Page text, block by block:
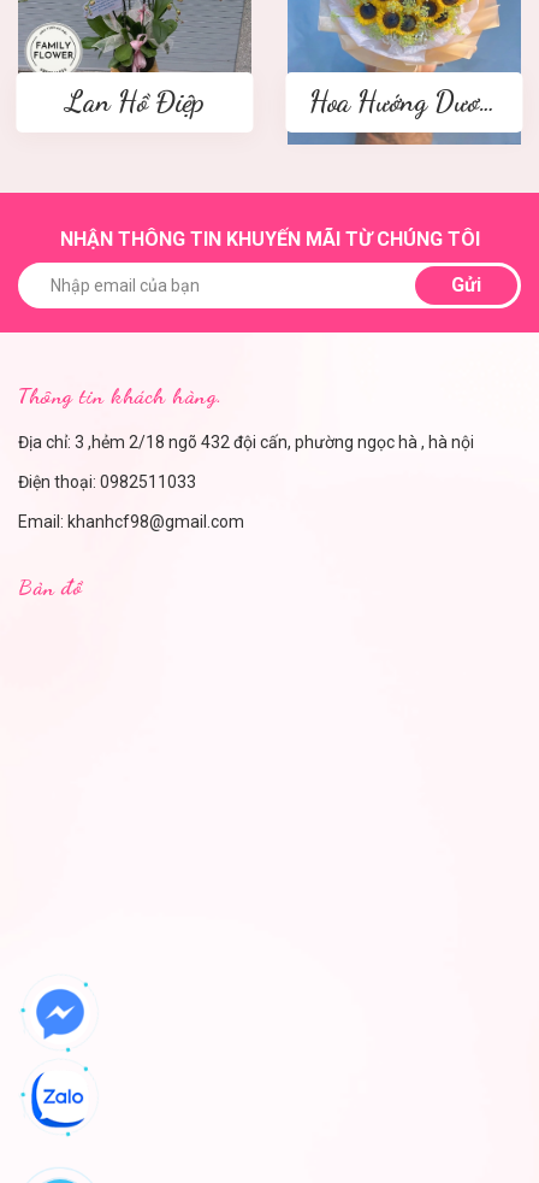
Lan Hồ Điệp Hoa Hướng Dương
NHẬN THÔNG TIN KHUYẾN MÃI TỪ CHÚNG TÔI
Gửi
Thông tin khách hàng.
Địa chỉ: 3 ,hẻm 2/18 ngõ 432 đội cấn, phường ngọc hà , hà nội
Điện thoại: 0982511033
Email: khanhcf98@gmail.com
Bản đồ